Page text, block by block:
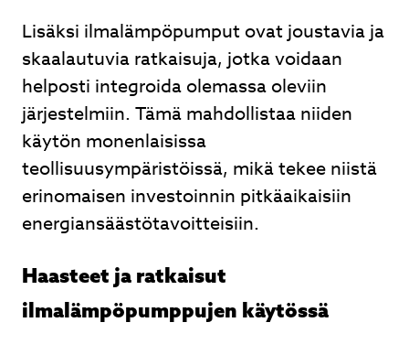
Lisäksi ilmalämpöpumput ovat joustavia ja
skaalautuvia ratkaisuja, jotka voidaan
helposti integroida olemassa oleviin
järjestelmiin. Tämä mahdollistaa niiden
käytön monenlaisissa
teollisuusympäristöissä, mikä tekee niistä
erinomaisen investoinnin pitkäaikaisiin
energiansäästötavoitteisiin.
Haasteet ja ratkaisut
ilmalämpöpumppujen käytössä